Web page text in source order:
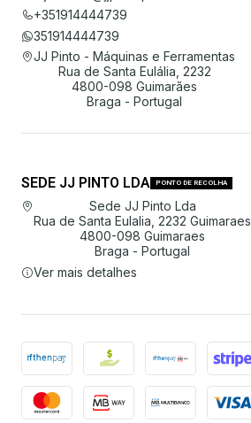
+351914444739
351914444739
JJ Pinto - Máquinas e Ferramentas
Rua de Santa Eulália, 2232
4800-098 Guimarães
Braga - Portugal
SEDE JJ PINTO LDA PONTO DE RECOLHA
Sede JJ Pinto Lda
Rua de Santa Eulalia, 2232 Guimaraes
4800-098 Guimaraes
Braga - Portugal
Ver mais detalhes